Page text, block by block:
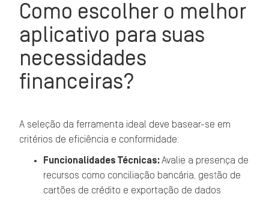
Como escolher o melhor
aplicativo para suas
necessidades
financeiras?
A seleção da ferramenta ideal deve basear-se em
critérios de eficiência e conformidade:
Funcionalidades Técnicas:Avalie a presença de
recursos como conciliação bancária, gestão de
cartões de crédito e exportação de dados